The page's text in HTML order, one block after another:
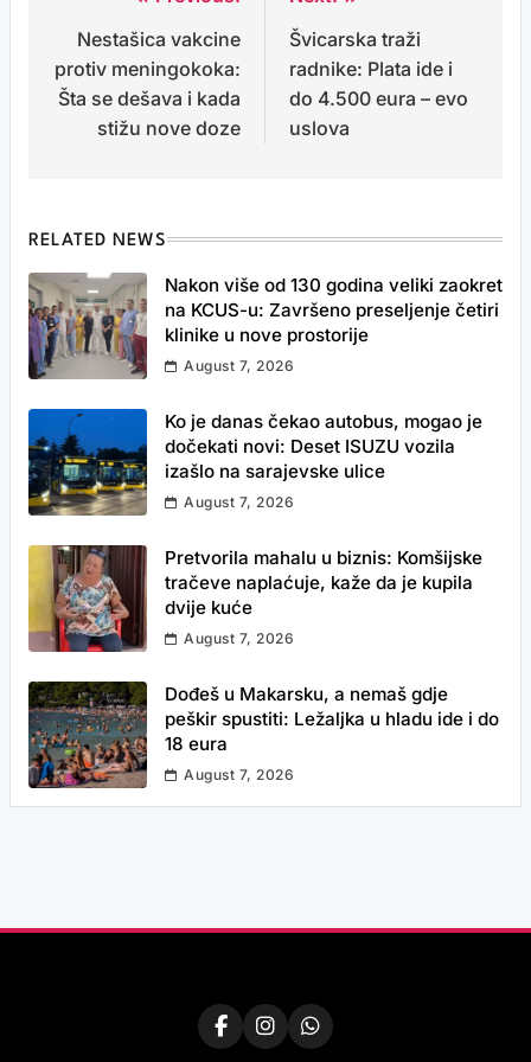
navigation
Nestašica vakcine
protiv meningokoka:
Šta se dešava i kada
stižu nove doze
Švicarska traži
radnike: Plata ide i
do 4.500 eura – evo
uslova
RELATED NEWS
Nakon više od 130 godina veliki zaokret
na KCUS-u: Završeno preseljenje četiri
klinike u nove prostorije
August 7, 2026
Ko je danas čekao autobus, mogao je
dočekati novi: Deset ISUZU vozila
izašlo na sarajevske ulice
August 7, 2026
Pretvorila mahalu u biznis: Komšijske
tračeve naplaćuje, kaže da je kupila
dvije kuće
August 7, 2026
Dođeš u Makarsku, a nemaš gdje
peškir spustiti: Ležaljka u hladu ide i do
18 eura
August 7, 2026